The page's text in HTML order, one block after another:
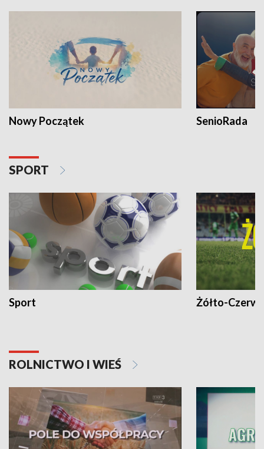
Nowy Początek SenioRada
SPORT
Sport Żółto-
ROLNICTWO I WIEŚ